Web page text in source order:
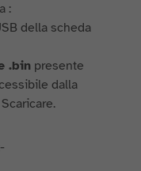
:
della scheda
.bin presente
dalla